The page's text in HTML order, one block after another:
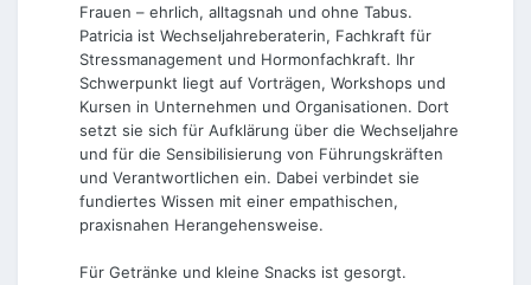
Frauen – ehrlich, alltagsnah und ohne Tabus.
Patricia ist Wechseljahreberaterin, Fachkraft für
Stressmanagement und Hormonfachkraft. Ihr
Schwerpunkt liegt auf Vorträgen, Workshops und
Kursen in Unternehmen und Organisationen. Dort
setzt sie sich für Aufklärung über die Wechseljahre
und für die Sensibilisierung von Führungskräften
und Verantwortlichen ein. Dabei verbindet sie
fundiertes Wissen mit einer empathischen,
praxisnahen Herangehensweise.
Für Getränke und kleine Snacks ist gesorgt.